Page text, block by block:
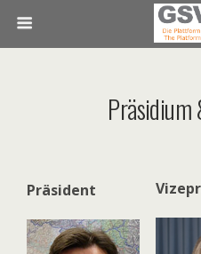
Präsidium
Präsident